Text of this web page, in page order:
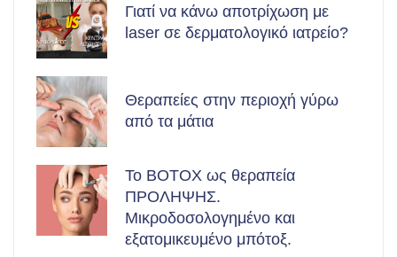
Γιατί να κάνω αποτρίχωση με
laser σε δερματολογικό ιατρείο?
Θεραπείες στην περιοχή γύρω
από τα μάτια
Το BOTOX ως θεραπεία
ΠΡΟΛΗΨΗΣ.
Μικροδοσολογημένο και
εξατομικευμένο μπότοξ.